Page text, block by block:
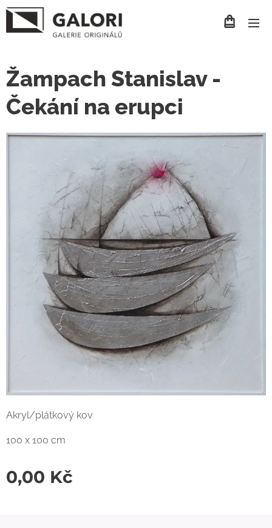
Žampach Stanislav -
Čekání na erupci
Akryl/plátkový kov
100 x 100 cm
0,00 Kč